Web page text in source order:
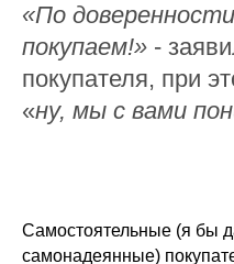
«По
покупаем!» -
покупателя, при
«ну, мы с вами
Самостоятельные (я бы
самонадеянные)